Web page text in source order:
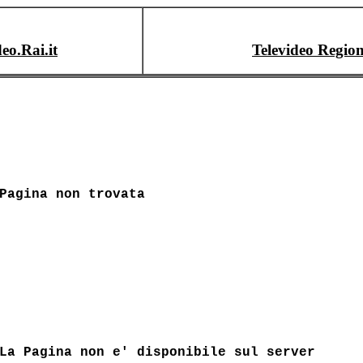
Televideo
Pagina non trovata
La Pagina non e' disponibile sul server